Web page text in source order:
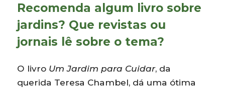
Recomenda algum livro sobre
jardins? Que revistas ou
jornais lê sobre o tema?
O livro Um Jardim para Cuidar, da
querida Teresa Chambel, dá uma ótima